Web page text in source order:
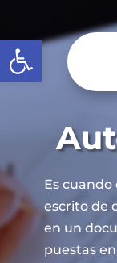
Abrir barra de
Es
escrito de
en un
puestas